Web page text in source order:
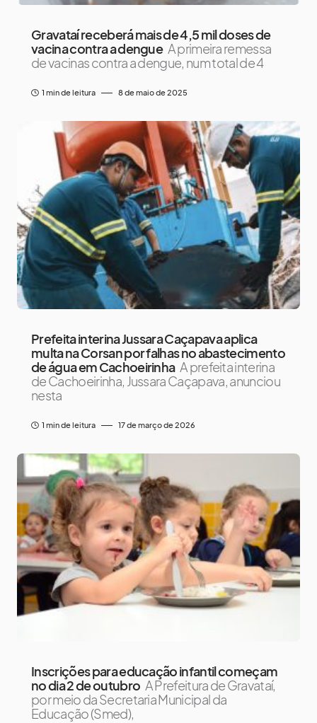
Gravataí receberá mais de 4,5 mil doses de
vacina contra a dengue A primeira remessa
de vacinas contra a dengue, num total de 4
1 min de leitura 8 de maio de 2025
Prefeita interina Jussara Caçapava aplica
multa na Corsan por falhas no abastecimento
de água em Cachoeirinha A prefeita interina
de Cachoeirinha, Jussara Caçapava, anunciou
nesta
1 min de leitura 17 de março de 2026
Inscrições para educação infantil começam
no dia 2 de outubro A Prefeitura de Gravataí,
por meio da Secretaria Municipal da
Educação (Smed),